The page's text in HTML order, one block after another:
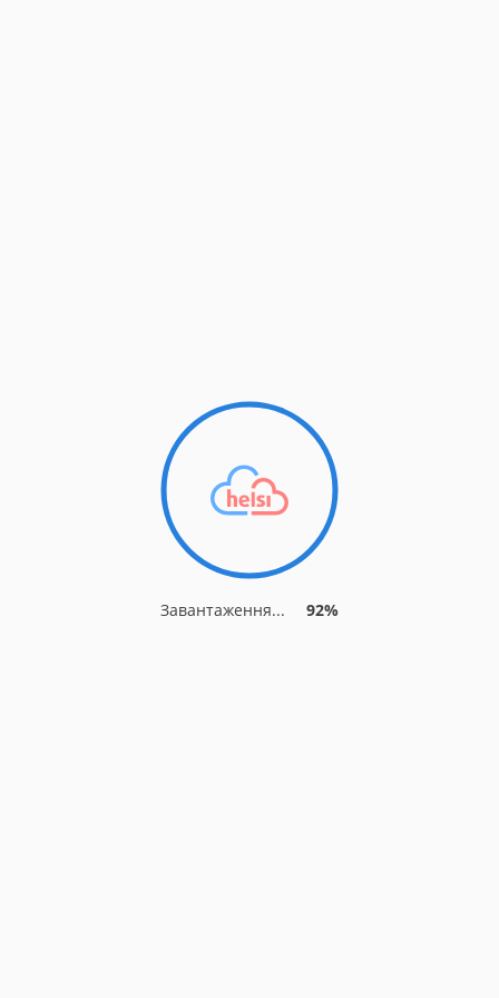
Завантаження... 92%